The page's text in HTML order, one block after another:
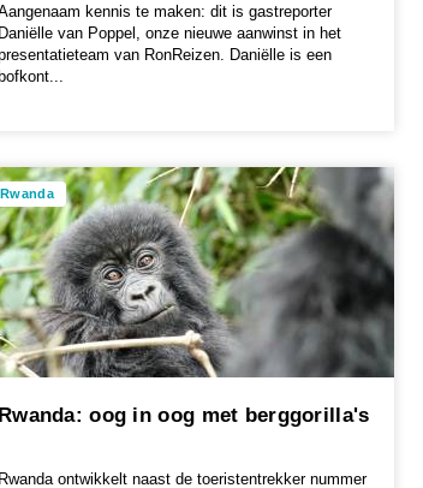
kennis te maken: dit is gastreporter
Daniëlle van Poppel, onze nieuwe aanwinst in het
van RonReizen. Daniëlle is een
Rwanda
Rwanda: oog in oog met berggorilla's
Rwanda ontwikkelt naast de toeristentrekker nummer